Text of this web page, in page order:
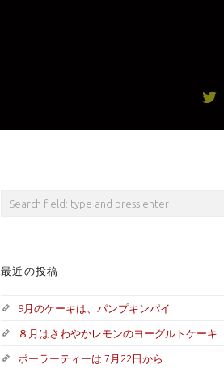
最近の投稿
9月のケーキは、パンプキンパイ
８月はさわやかレモンのヨーグルトケーキ
ポーラーティーは 7月22日から